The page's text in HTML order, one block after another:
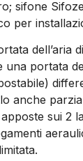
sifone
per
dell’aria
una portata
anche
sui 2